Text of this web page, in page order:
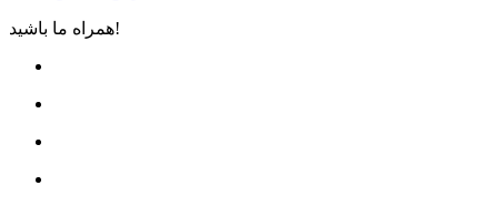
همراه ما باشید!